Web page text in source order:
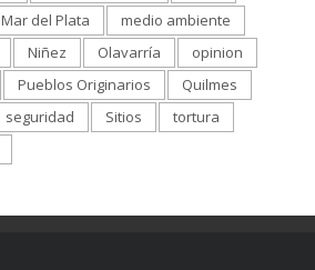
Mar del Plata
medio ambiente
Niñez Olavarría
opinion
Pueblos Originarios
Quilmes
seguridad Sitios
tortura